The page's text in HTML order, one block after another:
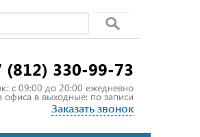
(812) 330-99-73
c 09:00 до 20:00 ежедневно
офиса в выходные: по записи
Заказать звонок